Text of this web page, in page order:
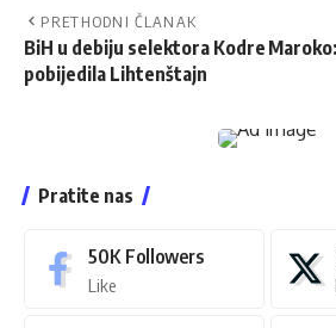
PRETHODNI ČLANAK
BiH u debiju selektora Kodre
pobijedila Lihtenštajn
Pratite nas
50K Followers
Like